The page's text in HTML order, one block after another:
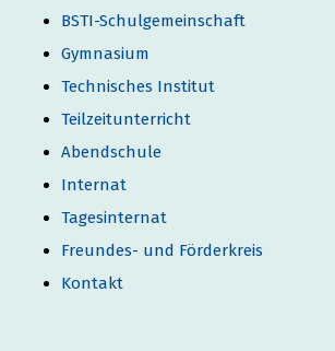
BSTI-Schulgemeinschaft
Gymnasium
Technisches Institut
Teilzeitunterricht
Abendschule
Internat
Tagesinternat
Freundes- und Förderkreis
Kontakt